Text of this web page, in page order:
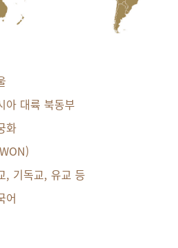
아 대륙 북동부
화
, 기독교, 유교 등
어